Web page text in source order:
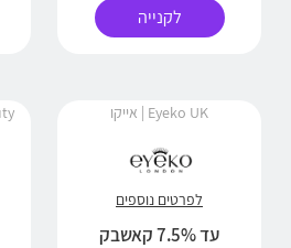
לקנייה
Eyeko UK | אייקו
לפרטים נוספים
עד 7.5% קאשבק